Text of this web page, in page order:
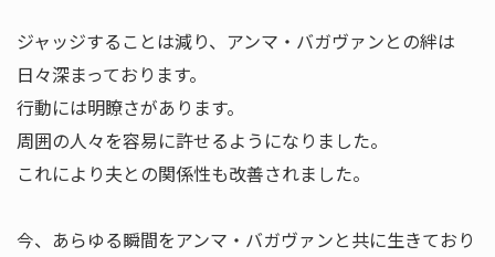
ジャッジすることは減り、アンマ・バガヴァンとの絆は
日々深まっております。
行動には明瞭さがあります。
周囲の人々を容易に許せるようになりました。
これにより夫との関係性も改善されました。
今、あらゆる瞬間をアンマ・バガヴァンと共に生きており